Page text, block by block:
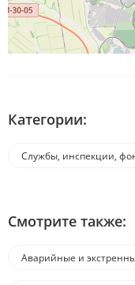
Категории:
Службы, инспекции,
Смотрите также:
Аварийные и